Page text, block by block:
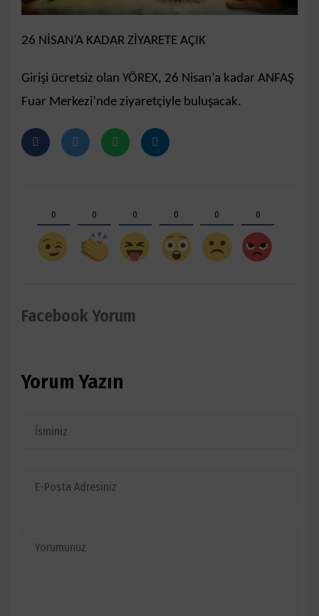
26 NİSAN’A KADAR ZİYARETE AÇIK
Girişi ücretsiz olan YÖREX, 26 Nisan’a kadar ANFAŞ
Fuar Merkezi’nde ziyaretçiyle buluşacak.
0 0 0 0 0 0
Facebook Yorum
Yorum Yazın